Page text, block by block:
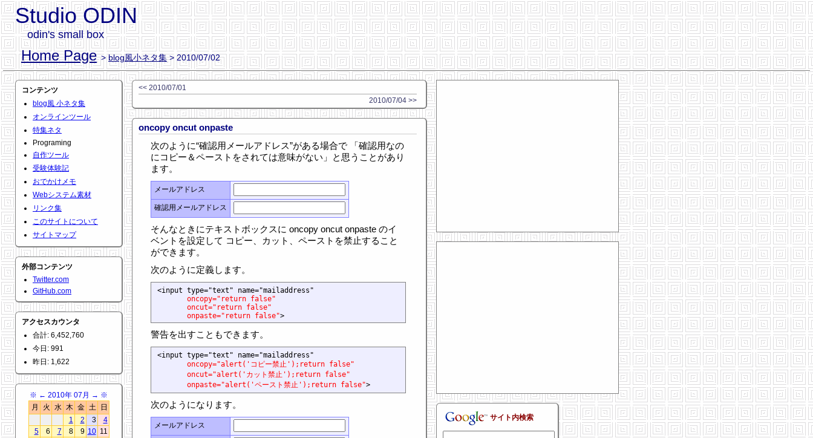
Studio ODIN
odin's small box
Home Page >blog風小ネタ集> 2010/07/02
コンテンツ
blog風 小ネタ集
オンラインツール
特集ネタ
Programing
自作ツール
受験体験記
おでかけメモ
Webシステム素材
リンク集
このサイトについて
サイトマップ
外部コンテンツ
Twitter.com
GitHub.com
アクセスカウンタ
合計: 6,452,760
今日: 991
昨日: 1,622
※ ← 2010年 07月 → ※
月
火 水 木 金 土
日
1
2 3
4
5
6 7 8 9 10 11
<< 2010/07/01
2010/07/04 >>
oncopy oncut onpaste
次のように“確認用メールアドレス”がある場合で 「確認用なの
にコピー＆ペーストをされては意味がない」と思うことがあり
ます。
メールアドレス
確認用メールアドレス
そんなときにテキストボックスに oncopy oncut onpaste のイ
ベントを設定して コピー、カット、ペーストを禁止すること
ができます。
次のように定義します。
<input type="text" name="mailaddress"
oncopy="return false"
oncut="return false"
onpaste="return false"
警告を出すこともできます。
<input type="text" name="mailaddress"
oncopy="alert('コピー禁止');return false"
oncut="alert('カット禁止');return false"
onpaste="alert('ペースト禁止');return false"
次のようになります。
メールアドレス
サイト内検索